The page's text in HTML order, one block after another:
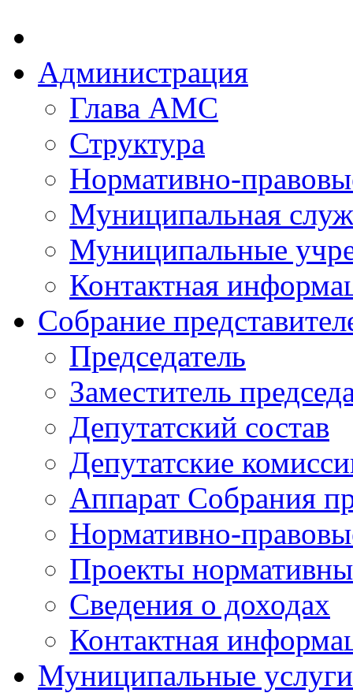
Администрация
Глава АМС
Структура
Нормативно-
Муниципальная
Муниципальные
Контактная
Собрание
Председатель
Заместитель
Депутатский состав
Депутатские
Аппарат Собрания
Нормативно-
Проекты
Сведения о доходах
Контактная
Муниципальные услуги